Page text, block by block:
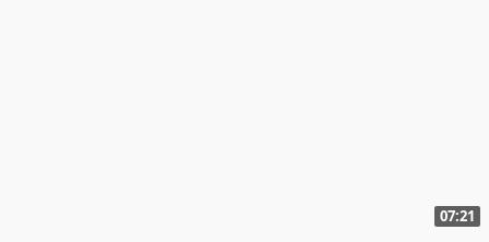
07:21